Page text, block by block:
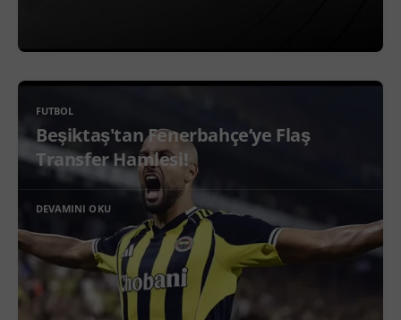
FUTBOL
Beşiktaş'tan Fenerbahçe’ye Flaş
Transfer Hamlesi!
DEVAMINI OKU